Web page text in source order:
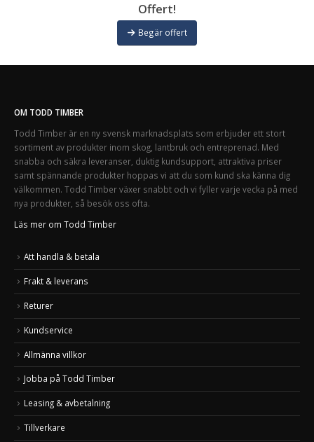
Offert!
Begär offert
OM TODD TIMBER
Todd Timber är en ny svensk marknadsplats som erbjuder ett stort
sortiment av produkter inom skog, lantbruk och entreprenad. Med
snabba och säkra leveranser, duktig kundsupport, attraktiva priser
samt spännande produkter hoppas vi att du som kund ska känna dig
välkommen. Todd Timber växer snabbt och vi fyller varje vecka på med
nya produkter, så besök oss ofta.
Läs mer om Todd Timber
Att handla & betala
Frakt & leverans
Returer
Kundservice
Allmänna villkor
Jobba på Todd Timber
Leasing & avbetalning
Tillverkare